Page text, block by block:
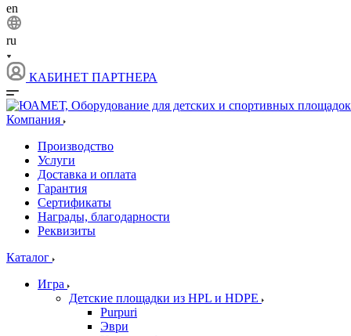
en
ru
КАБИНЕТ ПАРТНЕРА
Компания
Производство
Услуги
Доставка и оплата
Гарантия
Сертификаты
Награды, благодарности
Реквизиты
Каталог
Игра
Детские площадки из HPL и HDPE
Purpuri
Эври